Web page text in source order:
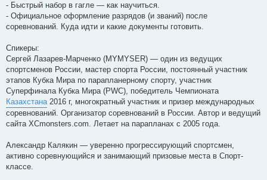
- Быстрый набор в гагле — как научиться.
- Официальное оформление разрядов (и званий) после
соревнований. Куда идти и какие документы готовить.
Спикеры:
Сергей Лазарев-Марченко (MYMYSER) — один из ведущих
спортсменов России, мастер спорта России, постоянный участник
этапов Кубка Мира по парапланерному спорту, участник
Суперфинала Кубка Мира (PWC), победитель Чемпионата
Казахстана2016 г, многократный участник и призер международных
соревнований. Организатор соревнований в России. Автор и ведущий
сайта XCmonsters.com. Летает на парапланах с 2005 года.
Александр Калякин — уверенно прогрессирующий спортсмен,
активно соревнующийся и занимающий призовые места в Спорт-
классе.